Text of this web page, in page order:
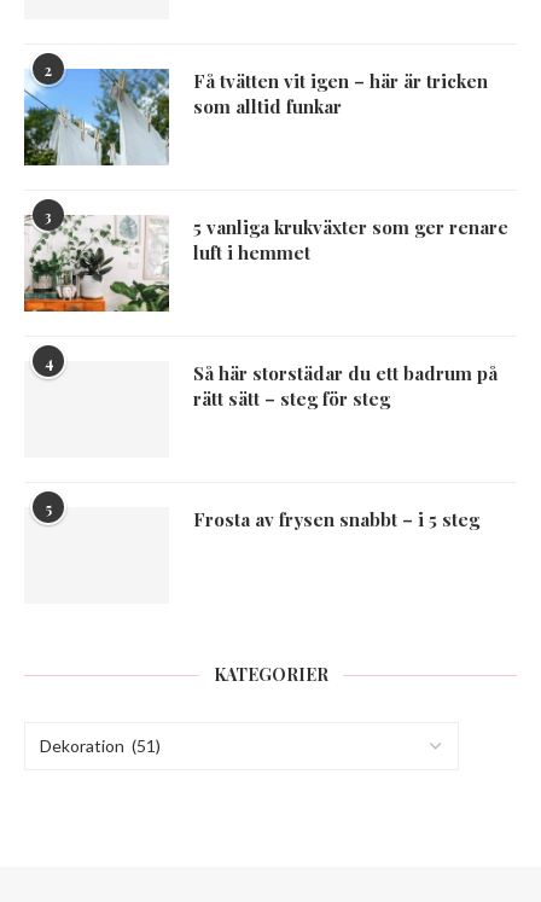
2
Få tvätten vit igen – här är tricken
som alltid funkar
3
5 vanliga krukväxter som ger renare
luft i hemmet
4
Så här storstädar du ett badrum på
rätt sätt – steg för steg
5 Frosta av frysen snabbt – i 5 steg
KATEGORIER